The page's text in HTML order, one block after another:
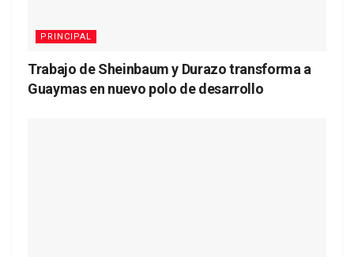
PRINCIPAL
Trabajo de Sheinbaum y Durazo transforma a
Guaymas en nuevo polo de desarrollo